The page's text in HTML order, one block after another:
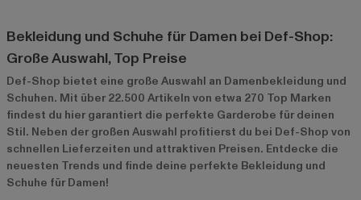
Bekleidung und Schuhe für Damen bei Def-Shop:
Große Auswahl, Top Preise
Def-Shop bietet eine große Auswahl an Damenbekleidung und
Schuhen. Mit über 22.500 Artikeln von etwa 270 Top Marken
findest du hier garantiert die perfekte Garderobe für deinen
Stil. Neben der großen Auswahl profitierst du bei Def-Shop von
schnellen Lieferzeiten und attraktiven Preisen. Entdecke die
neuesten Trends und finde deine perfekte Bekleidung und
Schuhe für Damen!